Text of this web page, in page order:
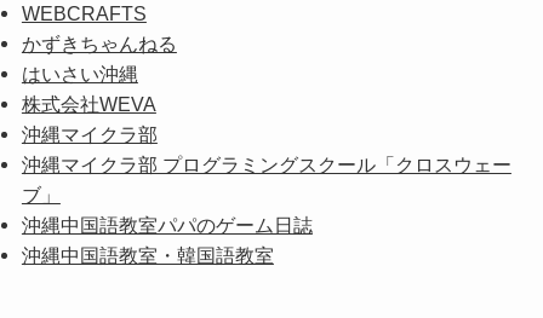
WEBCRAFTS
かずきちゃんねる
はいさい沖縄
株式会社WEVA
沖縄マイクラ部
沖縄マイクラ部 プログラミングスクール「クロスウェー
ブ」
沖縄中国語教室パパのゲーム日誌
沖縄中国語教室・韓国語教室